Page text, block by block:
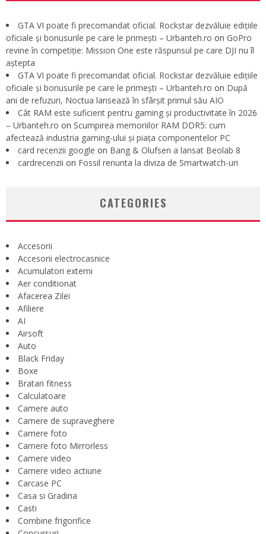
GTA VI poate fi precomandat oficial. Rockstar dezvăluie edițiile
oficiale și bonusurile pe care le primești – Urbanteh.ro on GoPro
revine în competiție: Mission One este răspunsul pe care DJI nu îl
aștepta
GTA VI poate fi precomandat oficial. Rockstar dezvăluie edițiile
oficiale și bonusurile pe care le primești – Urbanteh.ro on După
ani de refuzuri, Noctua lansează în sfârșit primul său AIO
Cât RAM este suficient pentru gaming și productivitate în 2026
– Urbanteh.ro on Scumpirea memoriilor RAM DDR5: cum
afectează industria gaming-ului și piața componentelor PC
card recenzii google on Bang & Olufsen a lansat Beolab 8
cardrecenzii on Fossil renunta la diviza de Smartwatch-uri
CATEGORIES
Accesorii
Accesorii electrocasnice
Acumulatori externi
Aer conditionat
Afacerea Zilei
Afiliere
AI
Airsoft
Auto
Black Friday
Boxe
Bratari fitness
Calculatoare
Camere auto
Camere de supraveghere
Camere foto
Camere foto Mirrorless
Camere video
Camere video actiune
Carcase PC
Casa si Gradina
Casti
Combine frigorifice